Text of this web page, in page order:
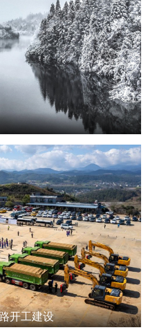
开工建设